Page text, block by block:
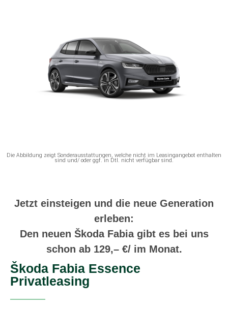
Die Abbildung zeigt Sonderausstattungen, welche nicht im Leasingangebot enthalten
sind und/ oder ggf. in Dtl. nicht verfügbar sind.
Jetzt einsteigen und die neue Generation
erleben:
Den neuen Škoda Fabia gibt es bei uns
schon ab 129,– €/ im Monat.
Škoda Fabia Essence
Privatleasing